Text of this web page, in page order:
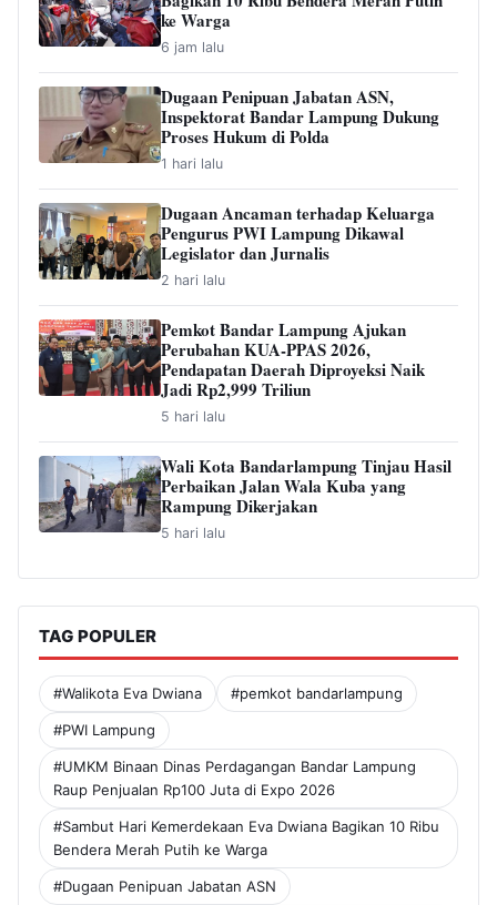
ke Warga
6 jam lalu
Dugaan Penipuan Jabatan ASN,
Inspektorat Bandar Lampung Dukung
Proses Hukum di Polda
1 hari lalu
Dugaan Ancaman terhadap Keluarga
Pengurus PWI Lampung Dikawal
Legislator dan Jurnalis
2 hari lalu
Pemkot Bandar Lampung Ajukan
Perubahan KUA-PPAS 2026,
Pendapatan Daerah Diproyeksi Naik
Jadi Rp2,999 Triliun
5 hari lalu
Wali Kota Bandarlampung Tinjau Hasil
Perbaikan Jalan Wala Kuba yang
Rampung Dikerjakan
5 hari lalu
TAG POPULER
#Walikota Eva Dwiana #pemkot bandarlampung
#PWI Lampung
#UMKM Binaan Dinas Perdagangan Bandar Lampung
Raup Penjualan Rp100 Juta di Expo 2026
#Sambut Hari Kemerdekaan Eva Dwiana Bagikan 10 Ribu
Bendera Merah Putih ke Warga
#Dugaan Penipuan Jabatan ASN